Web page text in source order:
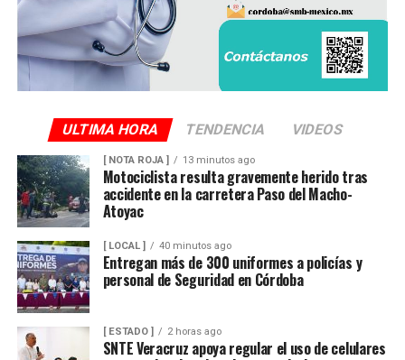
ULTIMA HORA TENDENCIA VIDEOS
[ NOTA ROJA ] 13 minutos ago
Motociclista resulta gravemente herido tras
accidente en la carretera Paso del Macho-
Atoyac
[ LOCAL ] 40 minutos ago
Entregan más de 300 uniformes a policías y
personal de Seguridad en Córdoba
[ ESTADO ] 2 horas ago
SNTE Veracruz apoya regular el uso de celulares